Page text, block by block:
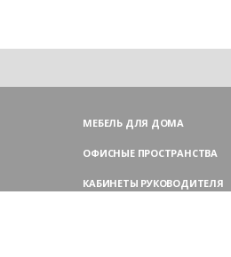
МЕБЕЛЬ ДЛЯ ДОМА
ОФИСНЫЕ ПРОСТРАНСТВА
КАБИНЕТЫ РУКОВОДИТЕЛЯ